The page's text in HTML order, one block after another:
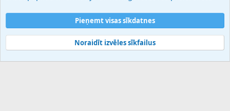
Noteikumi un nosacījumi
Privātuma politika
Community platform by XenForo® © 2010-2025 XenForo Ltd.
Pieņemt visas sīkdatnes
Noraidīt izvēles sīkfailus